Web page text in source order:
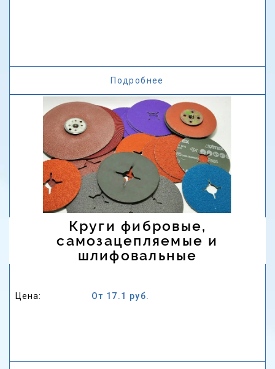
Подробнее
Круги фибровые,
самозацепляемые и
шлифовальные
Цена: От 17.1 руб.